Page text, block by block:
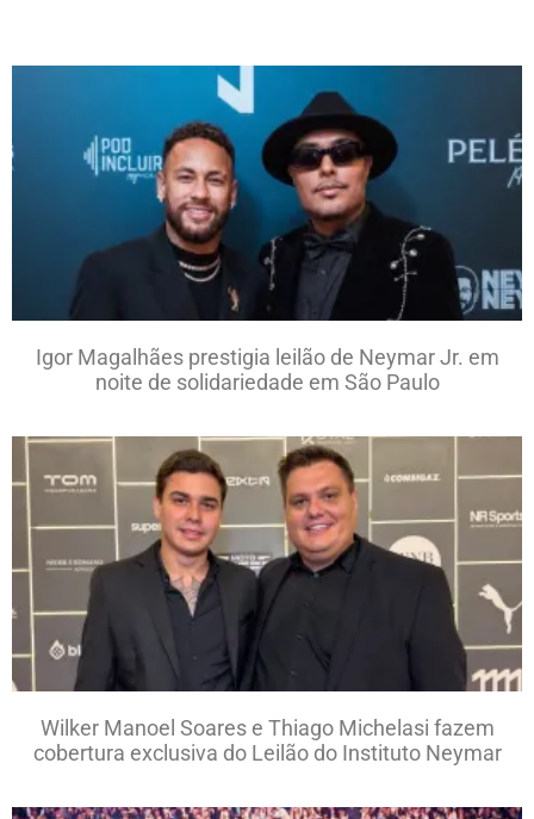
Igor Magalhães prestigia leilão de Neymar Jr. em
noite de solidariedade em São Paulo
Wilker Manoel Soares e Thiago Michelasi fazem
cobertura exclusiva do Leilão do Instituto Neymar